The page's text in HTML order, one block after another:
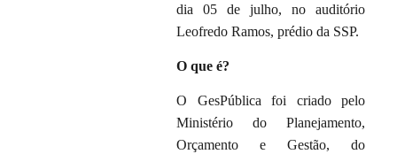
dia 05 de julho, no auditório
Leofredo Ramos, prédio da SSP.
O que é?
O GesPública foi criado pelo
Ministério do Planejamento,
Orçamento e Gestão, do